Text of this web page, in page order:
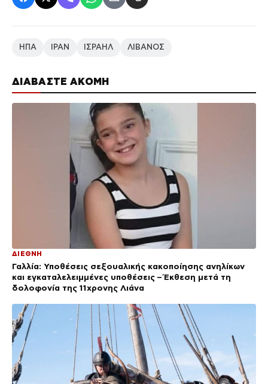
ΔΙΑΒΑΣΤΕ ΑΚΟΜΗ
ΔΙΕΘΝΗ
Γαλλία: Υποθέσεις σεξουαλικής κακοποίησης ανηλίκων
και εγκαταλελειμμένες υποθέσεις – Έκθεση μετά τη
δολοφονία της 11χρονης Λιάνα
ΗΠΑ ΙΡΑΝ ΙΣΡΑΗΛ ΛΙΒΑΝΟΣ